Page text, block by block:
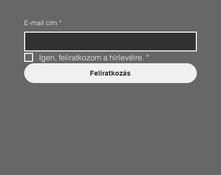
E-mail cím *
Igen, feliratkozom a hírlevélre. *
Feliratkozás